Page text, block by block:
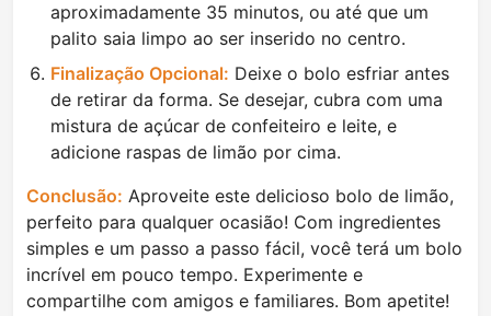
aproximadamente 35 minutos, ou até que um
palito saia limpo ao ser inserido no centro.
Finalização Opcional: Deixe o bolo esfriar antes
de retirar da forma. Se desejar, cubra com uma
mistura de açúcar de confeiteiro e leite, e
adicione raspas de limão por cima.
Conclusão: Aproveite este delicioso bolo de limão,
perfeito para qualquer ocasião! Com ingredientes
simples e um passo a passo fácil, você terá um bolo
incrível em pouco tempo. Experimente e
compartilhe com amigos e familiares. Bom apetite!